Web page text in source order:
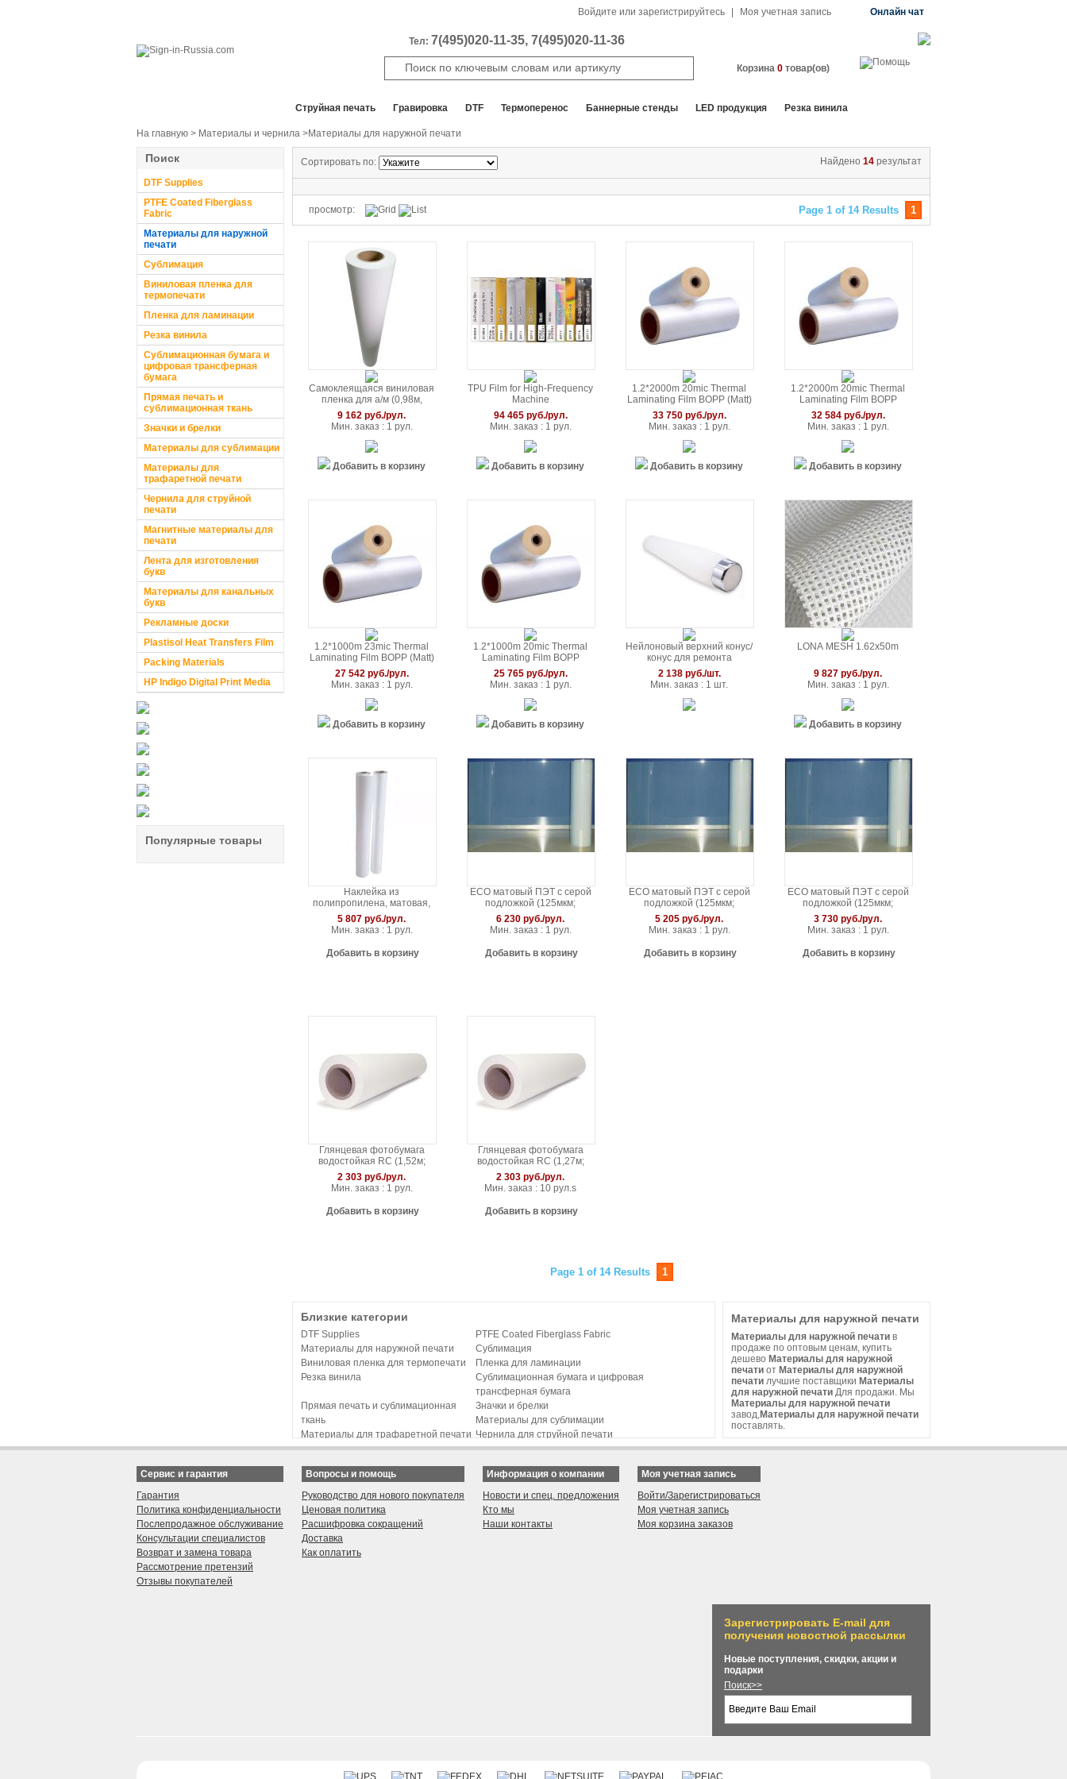
Войдите или зарегистрируйтесь Моя учетная запись Онлайн чат
Тел: 7(495)020-11-35, 7(495)020-11-36
Корзина 0товар(ов)
Cтруйная печать Гравировка DTF Термоперенос Баннерные стенды LED продукция Резка винила
На главную > Материалы и чернила >Материалы для наружной печати
Поиск
DTF Supplies
PTFE Coated Fiberglass
Fabric
Материалы для наружной
печати
Сублимация
Виниловая пленка для
термопечати
Пленка для ламинации
Резка винила
Сублимационная бумага и
цифровая трансферная
бумага
Прямая печать и
сублимационная ткань
Значки и брелки
Материалы для сублимации
Материалы для
трафаретной печати
Чернила для струйной
печати
Магнитные материалы для
печати
Лента для изготовления
букв
Материалы для канальных
букв
Рекламные доски
Plastisol Heat Transfers Film
Packing Materials
HP Indigo Digital Print Media
Популярные товары
Сортировать по: Найдено 14 результат
просмотр: Page 1 of 14 Results 1
Самоклеящаяся виниловая
пленка для а/м (0,98м,
белый клей) / 1 год
гарантии
9 162 руб./рул.
Мин. заказ : 1 рул.
Добавить в корзину
TPU Film for High-Frequency
Machine
94 465 руб./рул.
Мин. заказ : 1 рул.
Добавить в корзину
1.2*2000m 20mic Thermal
Laminating Film BOPP (Matt)
33 750 руб./рул.
Мин. заказ : 1 рул.
Добавить в корзину
1.2*2000m 20mic Thermal
Laminating Film BOPP
(Glossy )
32 584 руб./рул.
Мин. заказ : 1 рул.
Добавить в корзину
1.2*1000m 23mic Thermal
Laminating Film BOPP (Matt)
27 542 руб./рул.
Мин. заказ : 1 рул.
Добавить в корзину
1.2*1000m 20mic Thermal
Laminating Film BOPP
(Glossy)
25 765 руб./рул.
Мин. заказ : 1 рул.
Добавить в корзину
Нейлоновый верхний конус/
конус для ремонта
бумажных трубок
2 138 руб./шт.
Мин. заказ : 1 шт.
LONA MESH 1.62x50m
9 827 руб./рул.
Мин. заказ : 1 рул.
Добавить в корзину
Наклейка из
полипропилена, матовая,
экологически чистая
(0,914x50 м / 1,27x50 м)
5 807 руб./рул.
Мин. заказ : 1 рул.
Добавить в корзину
ECO матовый ПЭТ с серой
подложкой (125мкм;
1,52*30м)
6 230 руб./рул.
Мин. заказ : 1 рул.
Добавить в корзину
ECO матовый ПЭТ с серой
подложкой (125мкм;
1,27*30м)
5 205 руб./рул.
Мин. заказ : 1 рул.
Добавить в корзину
ECO матовый ПЭТ с серой
подложкой (125мкм;
0,914*30м)
3 730 руб./рул.
Мин. заказ : 1 рул.
Добавить в корзину
Глянцевая фотобумага
водостойкая RC (1,52м;
230г/кв.м)
2 303 руб./рул.
Мин. заказ : 1 рул.
Добавить в корзину
Глянцевая фотобумага
водостойкая RC (1,27м;
230г/кв.м)
2 303 руб./рул.
Мин. заказ : 10 рул.s
Добавить в корзину
Page 1 of 14 Results 1
Близкие категории
DTF Supplies
PTFE Coated Fiberglass Fabric
Материалы для наружной печати
Сублимация
Виниловая пленка для термопечати
Пленка для ламинации
Резка винила
Сублимационная бумага и цифровая
трансферная бумага
Прямая печать и сублимационная
ткань
Значки и брелки
Материалы для сублимации
Материалы для трафаретной печати Чернила для струйной печати
Магнитные материалы для печати
Лента для изготовления букв
Plastisol Heat Transfers Film
Packing Materials
HP Indigo Digital Print Media
Материалы для наружной печати
Материалы для наружной печати в
продаже по оптовым ценам, купить
дешево Материалы для наружной
печати от Материалы для наружной
печати лучшие поставщики Материалы
для наружной печати Для продажи. Мы
Материалы для наружной печати
завод,Материалы для наружной печати
поставлять.
Сервис и гарантия
Гарантия
Политика конфиденциальности
Послепродажное обслуживание
Консультации специалистов
Возврат и замена товара
Рассмотрение претензий
Отзывы покупателей
Вопросы и помощь
Руководство для нового покупателя
Ценовая политика
Расшифровка сокращений
Доставка
Как оплатить
Информация о компании
Новости и спец. предложения
Кто мы
Наши контакты
Моя учетная запись
Войти/Зарегистрироваться
Моя учетная запись
Моя корзина заказов
Зарегистрировать E-mail для
получения новостной рассылки
Новые поступления, скидки, акции и
подарки
Поиск>>